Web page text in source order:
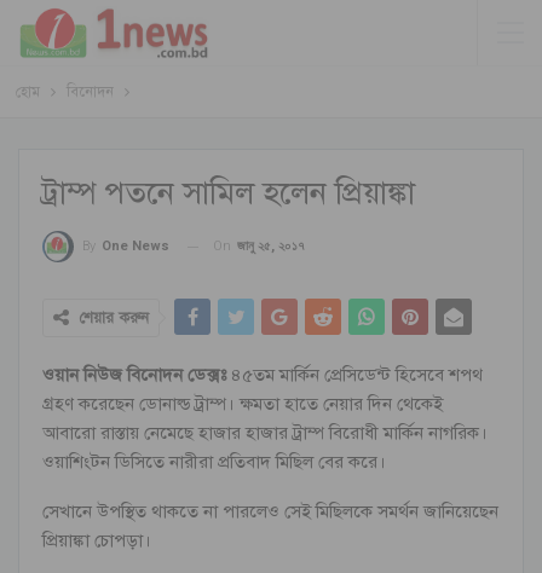
হোম বিনোদন
ট্রাম্প পতনে সামিল হলেন প্রিয়াঙ্কা
By One News On জানু ২৫, ২০১৭
শেয়ার করুন
ওয়ান নিউজ বিনোদন ডেক্সঃ৪৫তম মার্কিন প্রেসিডেন্ট হিসেবে শপথ
গ্রহণ করেছেন ডোনাল্ড ট্রাম্প। ক্ষমতা হাতে নেয়ার দিন থেকেই
আবারো রাস্তায় নেমেছে হাজার হাজার ট্রাম্প বিরোধী মার্কিন নাগরিক।
ওয়াশিংটন ডিসিতে নারীরা প্রতিবাদ মিছিল বের করে।
সেখানে উপস্থিত থাকতে না পারলেও সেই মিছিলকে সমর্থন জানিয়েছেন
প্রিয়াঙ্কা চোপড়া।